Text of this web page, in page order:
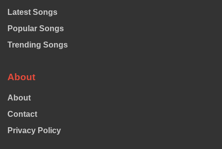
Latest Songs
Popular Songs
Trending Songs
About
About
Contact
Privacy Policy